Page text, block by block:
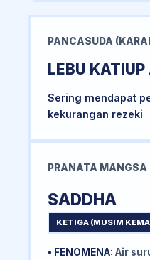
PANCASUDA
LEBU KATIUP
Sering mendapat
kekurangan rezeki
PRANATA MANGSA
SADDHA
KETIGA (MUSIM
• FENOMENA: Air